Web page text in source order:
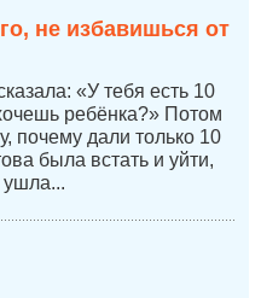
не избавишься от
«У тебя есть 10
ребёнка?» Потом
почему дали только 10
была встать и уйти,
ушла...